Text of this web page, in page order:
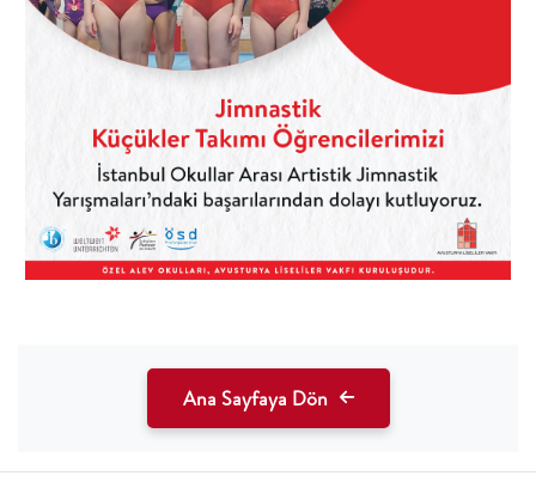
Ana Sayfaya Dön